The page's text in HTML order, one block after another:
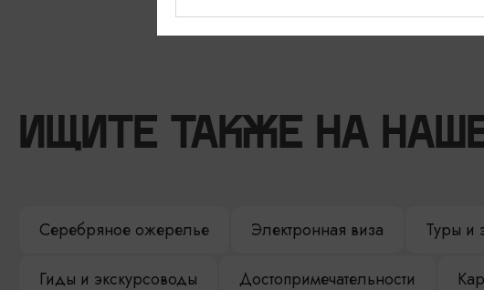
ИЩИТЕ ТАКЖЕ НА
Серебряное ожерелье Электронная виза Туры и
Гиды и экскурсоводы Достопримечательности